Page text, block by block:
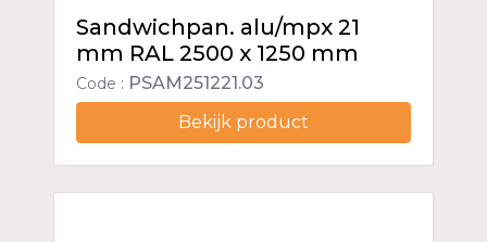
Sandwichpan. alu/mpx 21
mm RAL 2500 x 1250 mm
Code : PSAM251221.03
Bekijk product